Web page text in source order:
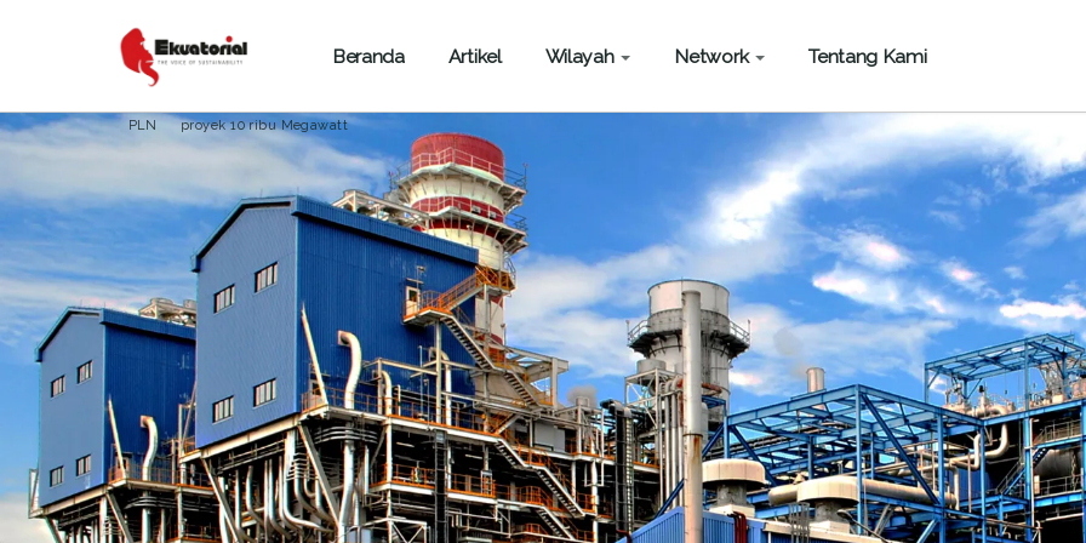
Beranda Artikel Wilayah Network Tentang Kami
ENERGI
PLN proyek 10 ribu Megawatt